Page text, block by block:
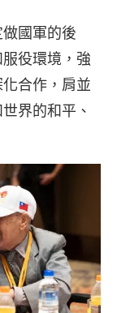
國軍的後
役環境，強
合作，肩並
界的和平、